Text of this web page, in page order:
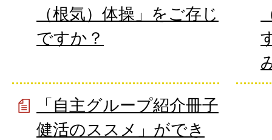
（根気）体操」をご存じ
ですか？
「自主グループ紹介冊子
健活のススメ」ができ